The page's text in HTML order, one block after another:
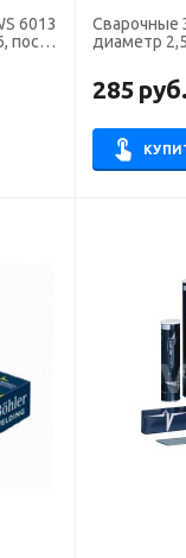
6013
Сварочные
диаметр 2,5 мм, пачка 4,1 кг (тип Э42А,
пост.
285 руб.